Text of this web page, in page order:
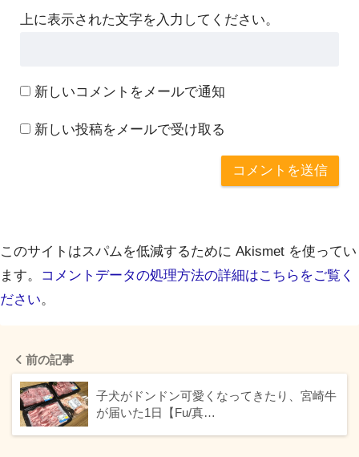
上に表示された文字を入力してください。
新しいコメントをメールで通知
新しい投稿をメールで受け取る
このサイトはスパムを低減するために Akismet を使ってい
ます。
コメントデータの処理方法の詳細はこちらをご覧く
ださい。
前の記事
子犬がドンドン可愛くなってきたり、宮崎牛
が届いた1日【Fu/真…